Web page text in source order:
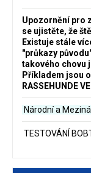
Upozornění pro
se ujistěte, že
Existuje stále
"průkazy
takového chovu
Příkladem jsou
RASSEHUNDE
Národní a
TESTOVÁNÍ